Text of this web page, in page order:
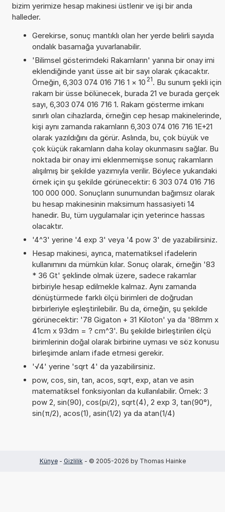
bizim yerimize hesap makinesi üstlenir ve işi bir anda
halleder.
Gerekirse, sonuç mantıklı olan her yerde belirli sayıda
ondalık basamağa yuvarlanabilir.
'Bilimsel gösterimdeki Rakamların' yanına bir onay imi
eklendiğinde yanıt üsse ait bir sayı olarak çıkacaktır.
Örneğin, 6,303 074 016 716 1 × 10 21. Bu sunum şekli için
rakam bir üsse bölünecek, burada 21 ve burada gerçek
sayı, 6,303 074 016 716 1. Rakam gösterme imkanı
sınırlı olan cihazlarda, örneğin cep hesap makinelerinde,
kişi aynı zamanda rakamların 6,303 074 016 716 1E+21
olarak yazıldığını da görür. Aslında, bu, çok büyük ve
çok küçük rakamların daha kolay okunmasını sağlar. Bu
noktada bir onay imi eklenmemişse sonuç rakamların
alışılmış bir şekilde yazımıyla verilir. Böylece yukarıdaki
örnek için şu şekilde görünecektir: 6 303 074 016 716
100 000 000. Sonuçların sunumundan bağımsız olarak
bu hesap makinesinin maksimum hassasiyeti 14
hanedir. Bu, tüm uygulamalar için yeterince hassas
olacaktır.
'4^3' yerine '4 exp 3' veya '4 pow 3' de yazabilirsiniz.
Hesap makinesi, ayrıca, matematiksel ifadelerin
kullanımını da mümkün kılar. Sonuç olarak, örneğin '83
* 36 Gt' şeklinde olmak üzere, sadece rakamlar
birbiriyle hesap edilmekle kalmaz. Aynı zamanda
dönüştürmede farklı ölçü birimleri de doğrudan
birbirleriyle eşleştirilebilir. Bu da, örneğin, şu şekilde
görünecektir: '78 Gigaton + 31 Kiloton' ya da '88mm x
41cm x 93dm = ? cm^3'. Bu şekilde birleştirilen ölçü
birimlerinin doğal olarak birbirine uyması ve söz konusu
birleşimde anlam ifade etmesi gerekir.
'√4' yerine 'sqrt 4' da yazabilirsiniz.
pow, cos, sin, tan, acos, sqrt, exp, atan ve asin
matematiksel fonksiyonları da kullanılabilir. Örnek: 3
pow 2, sin(90), cos(pi/2), sqrt(4), 2 exp 3, tan(90°),
sin(π/2), acos(1), asin(1/2) ya da atan(1/4)
Künye- Gizlilik - © 2005-2026 by Thomas Hainke